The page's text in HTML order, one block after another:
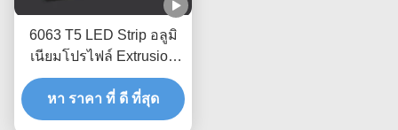
6063 T5 LED Strip อลูมิ
เนียมโปรไฟล์ Extrusion
Housing Channel
หา ราคา ที่ ดี ที่สุด